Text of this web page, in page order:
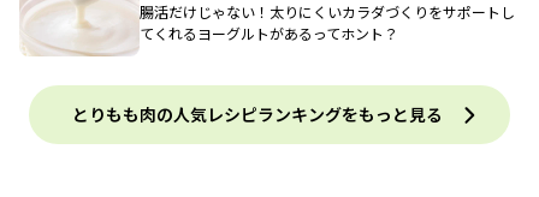
腸活だけじゃない！太りにくいカラダづくりをサポートし
てくれるヨーグルトがあるってホント？
とりもも肉の人気レシピランキングをもっと見る